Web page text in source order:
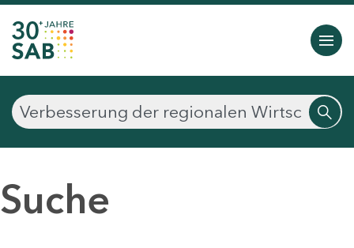
Suche